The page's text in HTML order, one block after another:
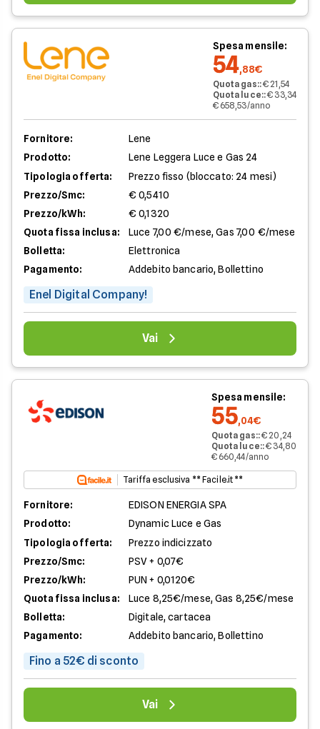
Spesa mensile:
54,88€
Quota gas::€ 21,54
Quota luce::€ 33,34
€ 658,53/anno
Fornitore:
Lene
Prodotto:
Lene Leggera Luce e Gas 24
Tipologia offerta:
Prezzo fisso (bloccato: 24 mesi)
Prezzo/Smc:
€ 0,5410
Prezzo/kWh:
€ 0,1320
Quota fissa inclusa:
Luce 7,00 €/mese, Gas 7,00 €/mese
Bolletta:
Elettronica
Pagamento:
Addebito bancario, Bollettino
Enel Digital Company!
Vai
Spesa mensile:
55,04€
Quota gas::€ 20,24
Quota luce::€ 34,80
€ 660,44/anno
Tariffa esclusiva ** Facile.it **
Fornitore:
EDISON ENERGIA SPA
Prodotto:
Dynamic Luce e Gas
Tipologia offerta:
Prezzo indicizzato
Prezzo/Smc:
PSV + 0,07€
Prezzo/kWh:
PUN + 0,0120€
Quota fissa inclusa:
Luce 8,25€/mese, Gas 8,25€/mese
Bolletta:
Digitale, cartacea
Pagamento:
Addebito bancario, Bollettino
Fino a 52€ di sconto
Vai